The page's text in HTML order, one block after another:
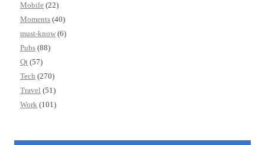
Mobile (22)
Moments (40)
must-know (6)
Pubs (88)
Qt (57)
Tech (270)
Travel (51)
Work (101)